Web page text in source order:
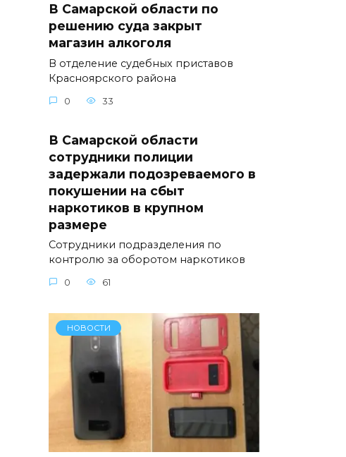
В Самарской области по
решению суда закрыт
магазин алкоголя
В отделение судебных приставов
Красноярского района
0 33
В Самарской области
сотрудники полиции
задержали подозреваемого в
покушении на сбыт
наркотиков в крупном
размере
Сотрудники подразделения по
контролю за оборотом наркотиков
0 61
НОВОСТИ